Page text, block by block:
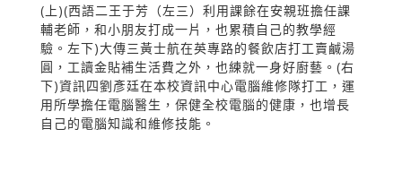
(上)(西語二王于芳（左三）利用課餘在安親班擔任課
輔老師，和小朋友打成一片，也累積自己的教學經
驗。左下)大傳三黃士航在英專路的餐飲店打工賣鹹湯
圓，工讀金貼補生活費之外，也練就一身好廚藝。(右
下)資訊四劉彥廷在本校資訊中心電腦維修隊打工，運
用所學擔任電腦醫生，保健全校電腦的健康，也增長
自己的電腦知識和維修技能。